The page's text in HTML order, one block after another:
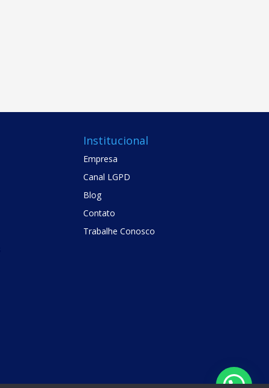
Institucional
Empresa
Canal LGPD
Blog
Contato
Trabalhe Conosco